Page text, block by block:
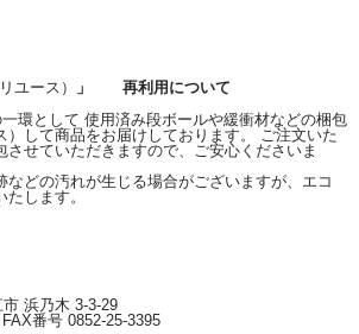
リユース）
」 再利用について
環として 使用済み段ボールや緩衝材などの梱包
）して商品をお届けしております。 ご注文いた
させていただきますので、ご安心くださいま
などの汚れが生じる場合がございますが、エコ
します。
浜乃木 3-3-29
番号 0852-25-3395